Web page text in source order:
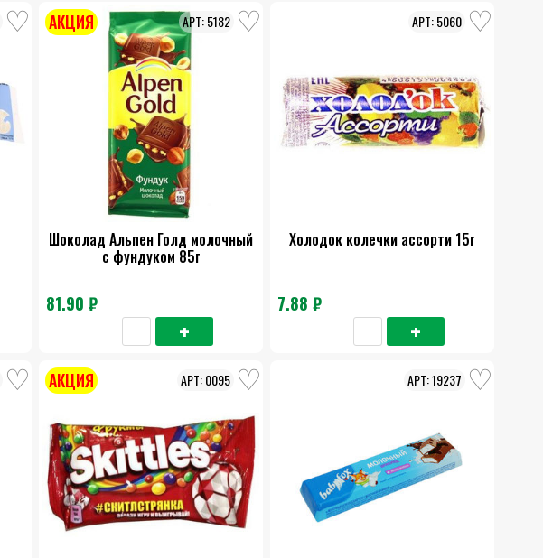
Шоколад Альпен Голд молочный
с фундуком 85г
81.90 ₽
5182
АКЦИЯ
Холодок колечки ассорти 15г
7.88 ₽
5060
0095
АКЦИЯ 19237